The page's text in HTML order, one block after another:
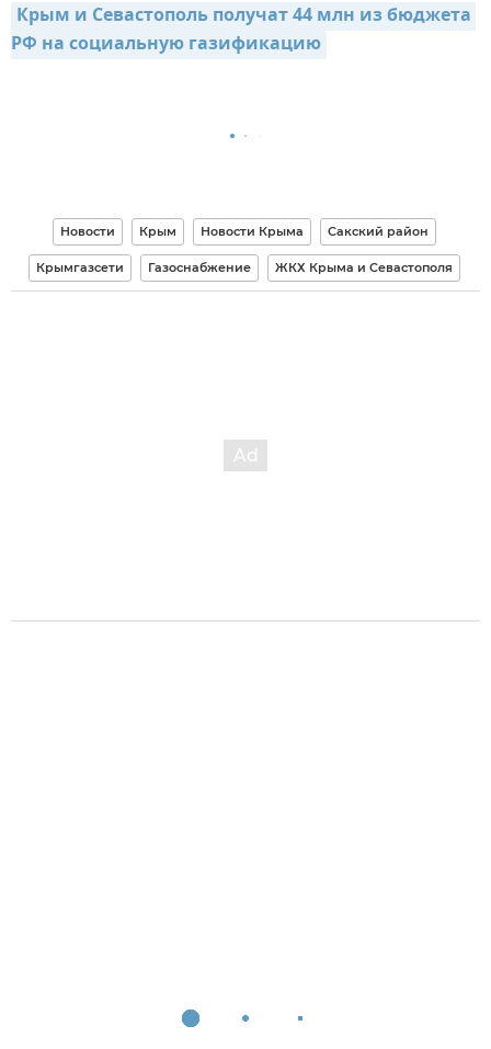
Крым и Севастополь получат 44 млн из бюджета
РФ на социальную газификацию
Новости Крым Новости Крыма Сакский район
Крымгазсети Газоснабжение ЖКХ Крыма и Севастополя